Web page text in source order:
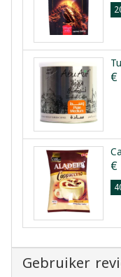
Gebruiker